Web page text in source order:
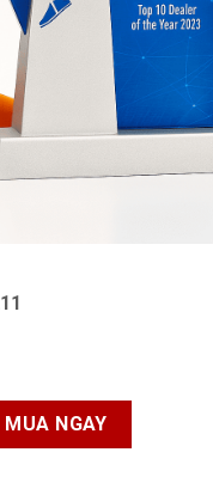
quantity
MUA NGAY